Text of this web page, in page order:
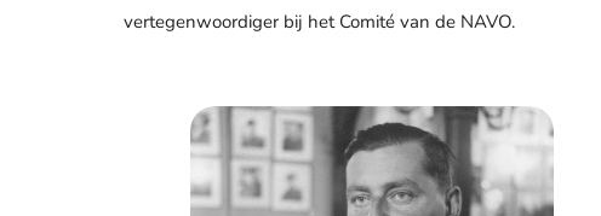
vertegenwoordiger bij het Comité van de NAVO.